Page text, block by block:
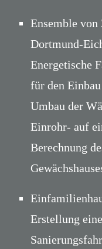
Ensemble
Dortmund-
Energetische
für den
Umbau der
Einrohr- auf
Berechnung
Erstellung